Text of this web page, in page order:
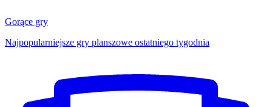
Gorące gry
Najpopularniejsze gry planszowe ostatniego tygodnia